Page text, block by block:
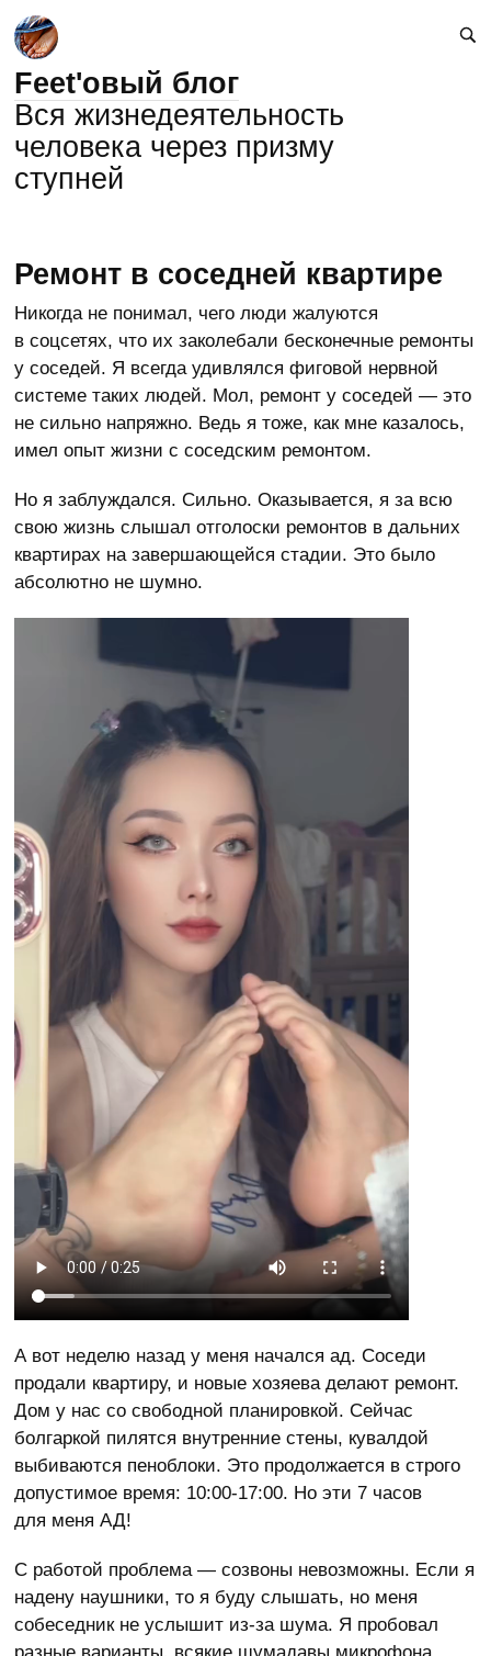
Feet'овый блог
Вся жизнедеятельность
человека через призму
ступней
Ремонт в соседней квартире
Никогда не понимал, чего люди жалуются
в соцсетях, что их заколебали бесконечные ремонты
у соседей. Я всегда удивлялся фиговой нервной
системе таких людей. Мол, ремонт у соседей — это
не сильно напряжно. Ведь я тоже, как мне казалось,
имел опыт жизни с соседским ремонтом.
Но я заблуждался. Сильно. Оказывается, я за всю
свою жизнь слышал отголоски ремонтов в дальних
квартирах на завершающейся стадии. Это было
абсолютно не шумно.
А вот неделю назад у меня начался ад. Соседи
продали квартиру, и новые хозяева делают ремонт.
Дом у нас со свободной планировкой. Сейчас
болгаркой пилятся внутренние стены, кувалдой
выбиваются пеноблоки. Это продолжается в строго
допустимое время: 10:00-17:00. Но эти 7 часов
для меня АД!
С работой проблема — созвоны невозможны. Если я
надену наушники, то я буду слышать, но меня
собеседник не услышит из-за шума. Я пробовал